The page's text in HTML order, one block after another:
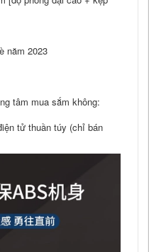
năm 2023
tâm mua sắm không:
tử thuần túy (chỉ bán